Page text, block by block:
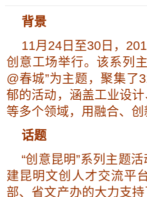
背景
11月24日至30日，
创意工场举行。该系列
@春城”为主题，聚集
郁的活动，涵盖工业设
等多个领域，用融合、
话题
“创意昆明”系列主题
建昆明文创人才交流平
部、省文产办的大力支